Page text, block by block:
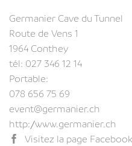
Germanier Cave du Tunnel
Route de Vens 1
1964 Conthey
tél: 027 346 12 14
Portable:
078 656 75 69
event@germanier.ch
http://www.germanier.ch
Visitez la page Facebook